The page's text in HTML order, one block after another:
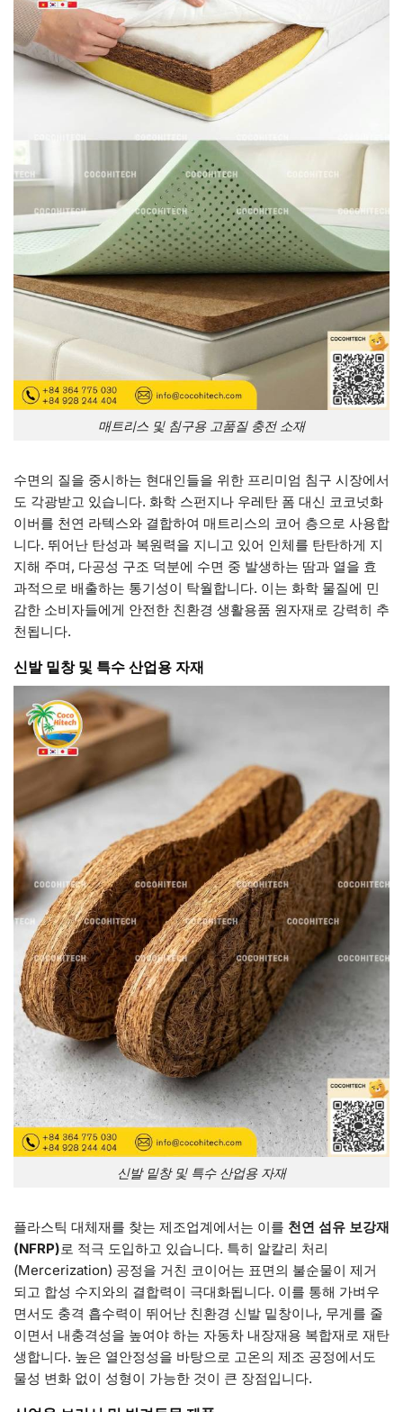
매트리스 및 침구용 고품질 충전 소재
수면의 질을 중시하는 현대인들을 위한 프리미엄 침구 시장에서
도 각광받고 있습니다. 화학 스펀지나 우레탄 폼 대신 코코넛화
이버를 천연 라텍스와 결합하여 매트리스의 코어 층으로 사용합
니다. 뛰어난 탄성과 복원력을 지니고 있어 인체를 탄탄하게 지
지해 주며, 다공성 구조 덕분에 수면 중 발생하는 땀과 열을 효
과적으로 배출하는 통기성이 탁월합니다. 이는 화학 물질에 민
감한 소비자들에게 안전한 친환경 생활용품 원자재로 강력히 추
천됩니다.
신발 밑창 및 특수 산업용 자재
신발 밑창 및 특수 산업용 자재
플라스틱 대체재를 찾는 제조업계에서는 이를 천연 섬유 보강재
(NFRP)로 적극 도입하고 있습니다. 특히 알칼리 처리
(Mercerization) 공정을 거친 코이어는 표면의 불순물이 제거
되고 합성 수지와의 결합력이 극대화됩니다. 이를 통해 가벼우
면서도 충격 흡수력이 뛰어난 친환경 신발 밑창이나, 무게를 줄
이면서 내충격성을 높여야 하는 자동차 내장재용 복합재로 재탄
생합니다. 높은 열안정성을 바탕으로 고온의 제조 공정에서도
물성 변화 없이 성형이 가능한 것이 큰 장점입니다.